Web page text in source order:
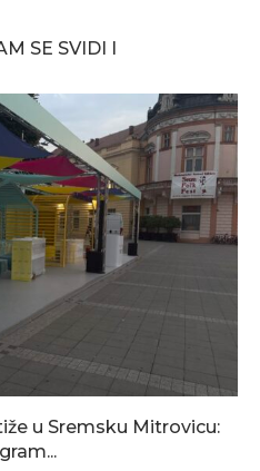
SE SVIDI I
u Sremsku Mitrovicu: